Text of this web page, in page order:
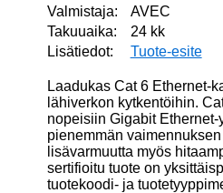
Valmistaja:
AVEC
Takuuaika:
24 kk
Lisätiedot:
Tuote-esite
Laadukas Cat 6 Ethernet-
lähiverkon kytkentöihin.
nopeisiin Gigabit Ethernet-
pienemmän
lisävarmuutta myös
sertifioitu tuote on
tuotekoodi- ja